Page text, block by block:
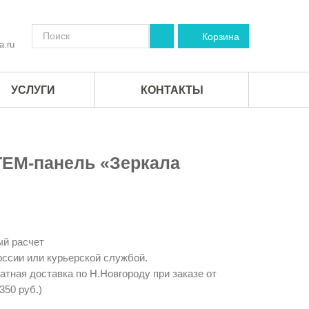
Корзина
УСЛУГИ КОНТАКТЫ
панель «Зеркала
расчет
или курьерской службой.
доставка по Н.Новгороду при заказе от
руб.)